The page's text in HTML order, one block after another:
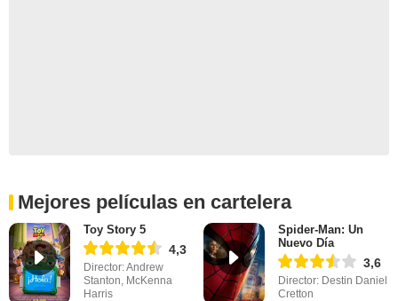
Mejores películas en cartelera
Toy Story 5
4,3
Director: Andrew
Stanton, McKenna
Harris
Spider-Man: Un
Nuevo Día
3,6
Director: Destin Daniel
Cretton